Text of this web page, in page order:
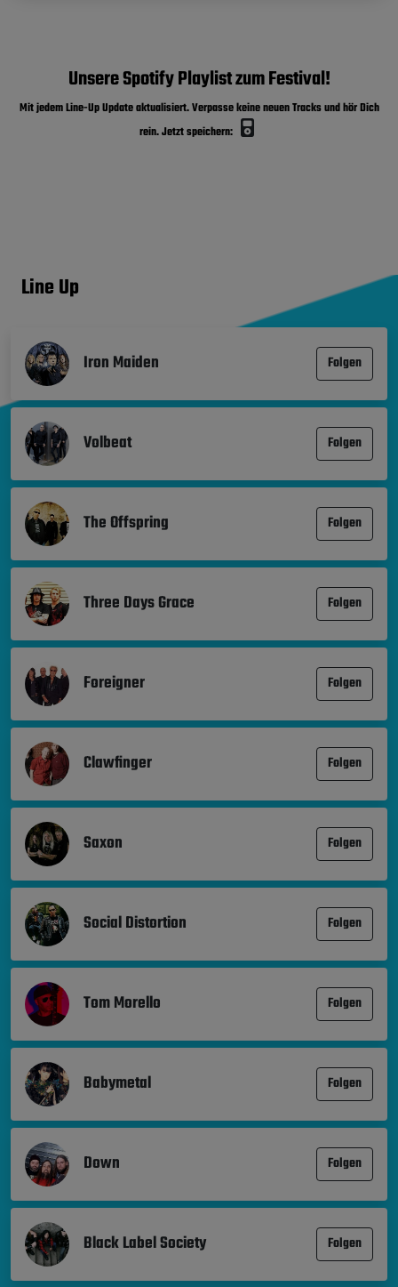
Unsere Spotify Playlist zum Festival!
Mit jedem Line-Up Update aktualisiert. Verpasse keine neuen Tracks und hör Dich
rein. Jetzt speichern:
Line Up
Iron Maiden Folgen
Volbeat Folgen
The Offspring Folgen
Three Days Grace Folgen
Foreigner Folgen
Clawfinger Folgen
Saxon Folgen
Social Distortion Folgen
Tom Morello Folgen
Babymetal Folgen
Down Folgen
Black Label Society Folgen